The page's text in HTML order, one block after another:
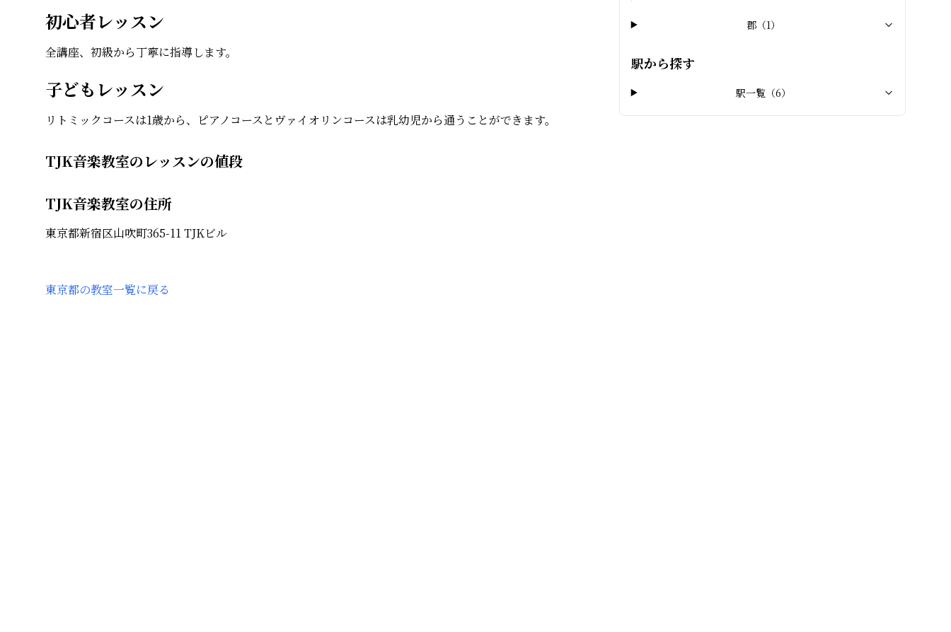
初心者レッスン
全講座、初級から丁寧に指導します。
子どもレッスン
リトミックコースは1歳から、ピアノコースとヴァイオリンコースは乳幼児から通うことができます。
TJK音楽教室のレッスンの値段
TJK音楽教室の住所
東京都新宿区山吹町365-11 TJKビル
郡（1）
駅から探す
駅一覧（6）
東京都の教室一覧に戻る